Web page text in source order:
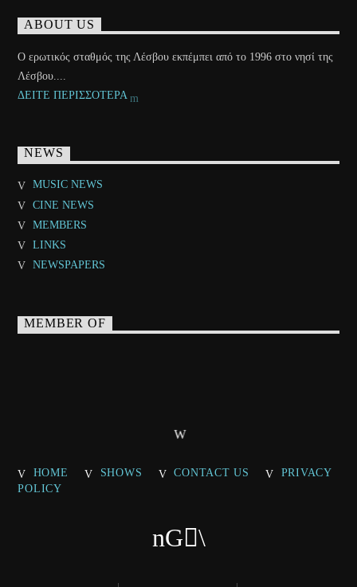
ABOUT US
Ο ερωτικός σταθμός της Λέσβου εκπέμπει από το 1996 στο νησί της
Λέσβου....
ΔΕΙΤΕ ΠΕΡΙΣΣΟΤΕΡΑ
NEWS
MUSIC NEWS
CINE NEWS
MEMBERS
LINKS
NEWSPAPERS
MEMBER OF
HOME SHOWS CONTACT US
PRIVACY
POLICY